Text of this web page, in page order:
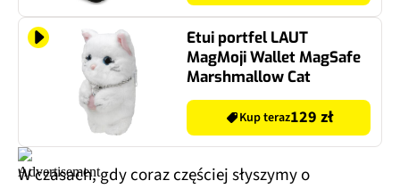
Etui portfel LAUT
MagMoji Wallet MagSafe
Marshmallow Cat
Kup teraz129 zł
W czasach, gdy coraz częściej słyszymy o